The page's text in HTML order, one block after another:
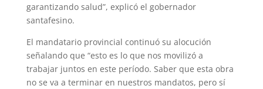
garantizando salud”, explicó el gobernador
santafesino.
El mandatario provincial continuó su alocución
señalando que “esto es lo que nos movilizó a
trabajar juntos en este período. Saber que esta obra
no se va a terminar en nuestros mandatos, pero sí